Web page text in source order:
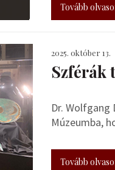
Tovább
2025. október 13.
Szférák
Dr.
Múzeumba,
Tovább